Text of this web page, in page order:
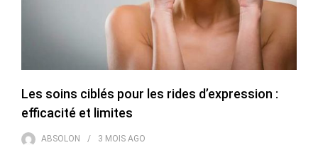
Les soins ciblés pour les rides d’expression :
efficacité et limites
ABSOLON 3 MOIS AGO